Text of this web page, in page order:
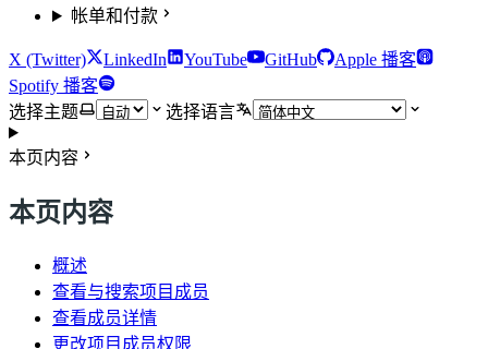
帐单和付款
X (Twitter) LinkedIn YouTube GitHub
Apple 播客
Spotify 播客
选择主题
选择语言
本页内容
本页内容
概述
查看与搜索项目成员
查看成员详情
更改项目成员权限